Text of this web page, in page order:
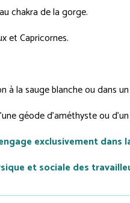
chakra de la gorge.
et Capricornes.
la sauge blanche ou dans
géode d’améthyste ou
exclusivement
et sociale des